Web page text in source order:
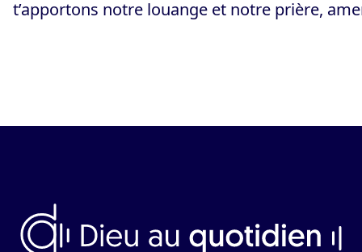
t’apportons notre louange et notre prière,